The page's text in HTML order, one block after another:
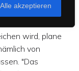
Alle akzeptieren
wird, plane
von
"Das